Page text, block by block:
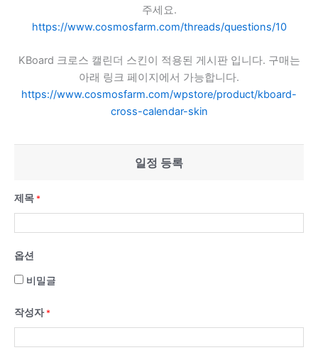
주세요.
https://www.cosmosfarm.com/threads/questions/10
KBoard 크로스 캘린더 스킨이 적용된 게시판 입니다. 구매는
아래 링크 페이지에서 가능합니다.
https://www.cosmosfarm.com/wpstore/product/kboard-
cross-calendar-skin
일정 등록
제목 *
옵션
비밀글
작성자 *